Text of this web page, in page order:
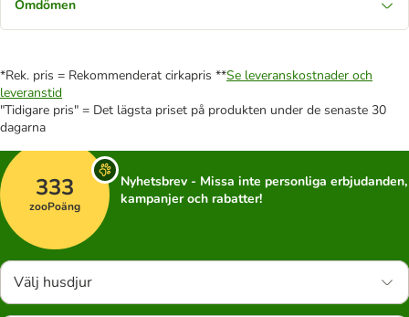
Omdömen
*Rek. pris = Rekommenderat cirkapris **Se leveranskostnader och
leveranstid
"Tidigare pris" = Det lägsta priset på produkten under de senaste 30
dagarna
333
zooPoäng
Nyhetsbrev - Missa inte personliga erbjudanden,
kampanjer och rabatter!
Välj husdjur